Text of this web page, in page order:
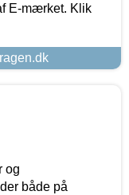
E-mærket. Klik
og
både på